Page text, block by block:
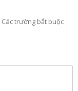
Các trường bắt buộc